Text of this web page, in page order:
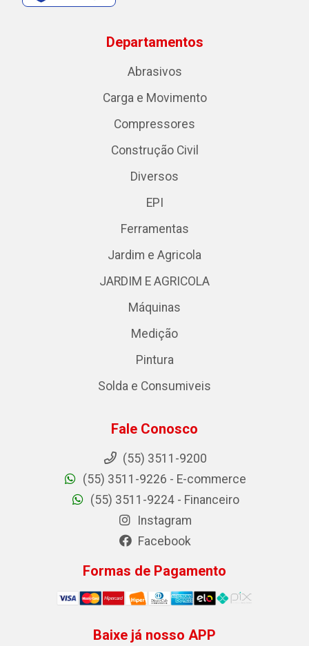
Departamentos
Abrasivos
Carga e Movimento
Compressores
Construção Civil
Diversos
EPI
Ferramentas
Jardim e Agricola
JARDIM E AGRICOLA
Máquinas
Medição
Pintura
Solda e Consumiveis
Fale Conosco
(55) 3511-9200
(55) 3511-9226 - E-commerce
(55) 3511-9224 - Financeiro
Instagram
Facebook
Formas de Pagamento
Baixe já nosso APP